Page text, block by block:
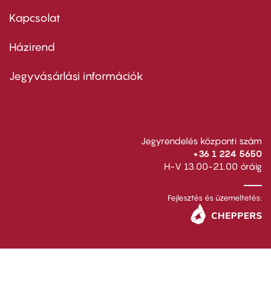
firstKapcsolat
Footer
second
Házirend
Jegyvásárlási információk
Jegyrendelés központi szám
+36 1 224 5650
H-V 13.00-21.00 óráig
Fejlesztés és üzemeltetés: